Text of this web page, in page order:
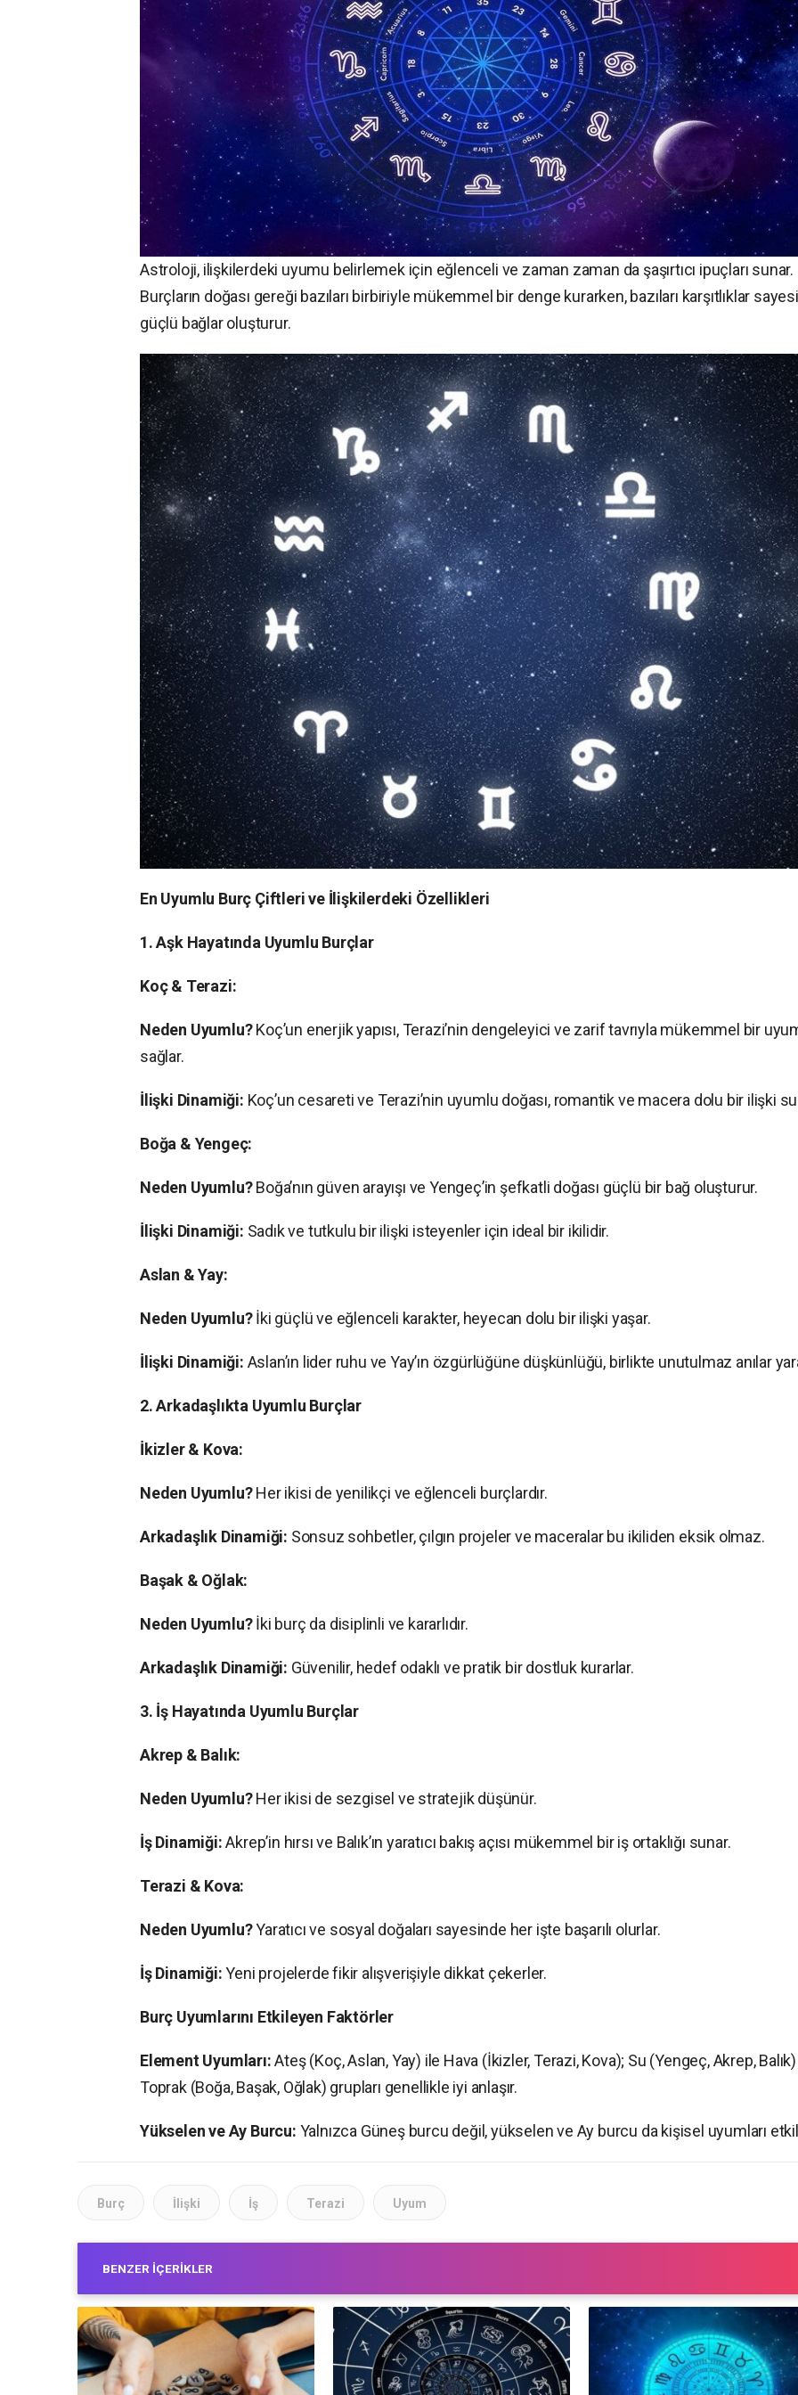
Astroloji, ilişkilerdeki uyumu belirlemek için eğlenceli ve zaman zaman da şaşırtıcı ipuçları sunar.
Burçların doğası gereği bazıları birbiriyle mükemmel bir denge kurarken, bazıları karşıtlıklar
güçlü bağlar oluşturur.
En Uyumlu Burç Çiftleri ve İlişkilerdeki Özellikleri
1. Aşk Hayatında Uyumlu Burçlar
Koç & Terazi:
Neden Uyumlu?Koç’un enerjik yapısı, Terazi’nin dengeleyici ve zarif tavrıyla mükemmel bir
sağlar.
İlişki Dinamiği: Koç’un cesareti ve Terazi’nin uyumlu doğası, romantik ve macera dolu bir ilişki
Boğa & Yengeç:
Neden Uyumlu?Boğa’nın güven arayışı ve Yengeç’in şefkatli doğası güçlü bir bağ oluşturur.
İlişki Dinamiği: Sadık ve tutkulu bir ilişki isteyenler için ideal bir ikilidir.
Aslan & Yay:
Neden Uyumlu?İki güçlü ve eğlenceli karakter, heyecan dolu bir ilişki yaşar.
İlişki Dinamiği: Aslan’ın lider ruhu ve Yay’ın özgürlüğüne düşkünlüğü, birlikte unutulmaz anılar
2. Arkadaşlıkta Uyumlu Burçlar
İkizler & Kova:
Neden Uyumlu?Her ikisi de yenilikçi ve eğlenceli burçlardır.
Arkadaşlık Dinamiği: Sonsuz sohbetler, çılgın projeler ve maceralar bu ikiliden eksik olmaz.
Başak & Oğlak:
Neden Uyumlu?İki burç da disiplinli ve kararlıdır.
Arkadaşlık Dinamiği: Güvenilir, hedef odaklı ve pratik bir dostluk kurarlar.
3. İş Hayatında Uyumlu Burçlar
Akrep & Balık:
Neden Uyumlu?Her ikisi de sezgisel ve stratejik düşünür.
İş Dinamiği:Akrep’in hırsı ve Balık’ın yaratıcı bakış açısı mükemmel bir iş ortaklığı sunar.
Terazi & Kova:
Neden Uyumlu?Yaratıcı ve sosyal doğaları sayesinde her işte başarılı olurlar.
İş Dinamiği:Yeni projelerde fikir alışverişiyle dikkat çekerler.
Burç Uyumlarını Etkileyen Faktörler
Element Uyumları:Ateş (Koç, Aslan, Yay) ile Hava (İkizler, Terazi, Kova); Su (Yengeç, Akrep,
Toprak (Boğa, Başak, Oğlak) grupları genellikle iyi anlaşır.
Yükselen ve Ay Burcu: Yalnızca Güneş burcu değil, yükselen ve Ay burcu da kişisel uyumları
Burç İlişki İş Terazi Uyum
BENZER İÇERIKLER